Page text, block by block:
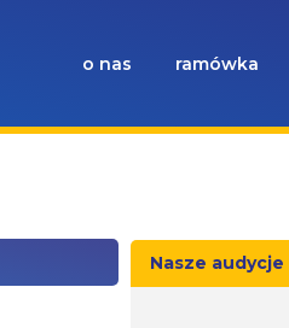
o nas ramówka
Nasze audycje